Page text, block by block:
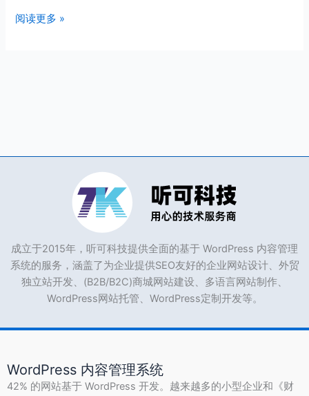
杂
阅读更多 »
成立于2015年，听可科技提供全面的基于 WordPress 内容管理
系统的服务，涵盖了为企业提供SEO友好的企业网站设计、外贸
独立站开发、(B2B/B2C)商城网站建设、多语言网站制作、
WordPress网站托管、WordPress定制开发等。
WordPress 内容管理系统
42% 的网站基于 WordPress 开发。越来越多的小型企业和《财